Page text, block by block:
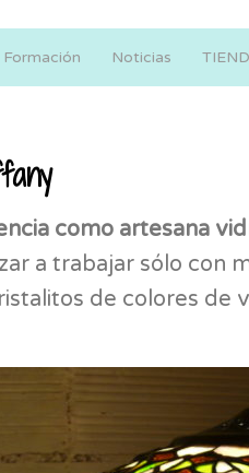
Formación Noticias
como artesana
a trabajar sólo con
de colores de